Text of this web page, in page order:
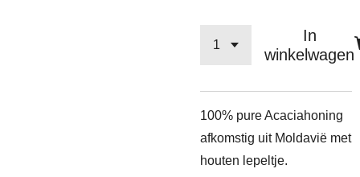
In
winkelwagen
100% pure Acaciahoning
afkomstig uit Moldavië met
houten lepeltje.